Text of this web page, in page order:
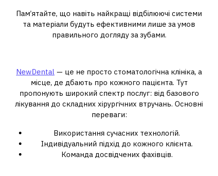
Пам’ятайте, що навіть найкращі відбілюючі системи
та матеріали будуть ефективними лише за умов
правильного догляду за зубами.
NewDental — це не просто стоматологічна клініка, а
місце, де дбають про кожного пацієнта. Тут
пропонують широкий спектр послуг: від базового
лікування до складних хірургічних втручань. Основні
переваги:
Використання сучасних технологій.
Індивідуальний підхід до кожного клієнта.
Команда досвідчених фахівців.